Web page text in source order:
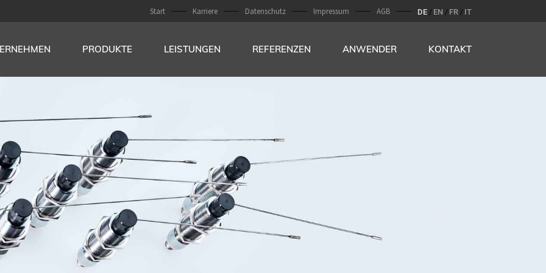
Start Karriere Datenschutz Impressum AGB DE EN FR IT
PRODUKTE LEISTUNGEN REFERENZEN ANWENDER KONTAKT